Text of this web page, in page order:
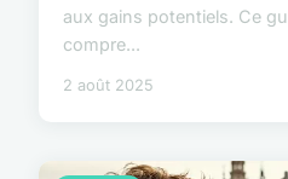
aux gains potentiels. Ce
compre...
2 août 2025